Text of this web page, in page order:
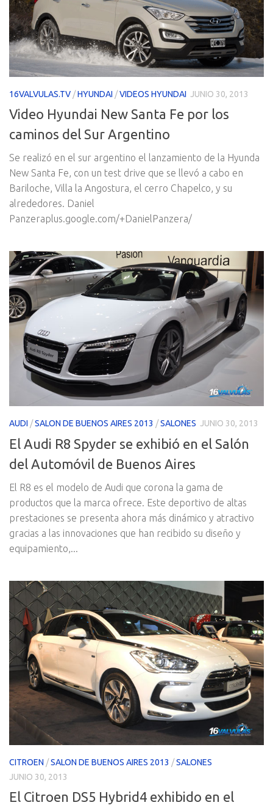
16VALVULAS.TV /HYUNDAI /VIDEOS HYUNDAI JUNIO 30, 2013
Video Hyundai New Santa Fe por los
caminos del Sur Argentino
Se realizó en el sur argentino el lanzamiento de la Hyunda
New Santa Fe, con un test drive que se llevó a cabo en
Bariloche, Villa la Angostura, el cerro Chapelco, y su
alrededores. Daniel
Panzeraplus.google.com/+DanielPanzera/
AUDI /SALON DE BUENOS AIRES 2013 /SALONES JUNIO 30, 2013
El Audi R8 Spyder se exhibió en el Salón
del Automóvil de Buenos Aires
El R8 es el modelo de Audi que corona la gama de
productos que la marca ofrece. Este deportivo de altas
prestaciones se presenta ahora más dinámico y atractivo
gracias a las innovaciones que han recibido su diseño y
equipamiento,...
CITROEN /SALON DE BUENOS AIRES 2013 /SALONES
JUNIO 30, 2013
El Citroen DS5 Hybrid4 exhibido en el